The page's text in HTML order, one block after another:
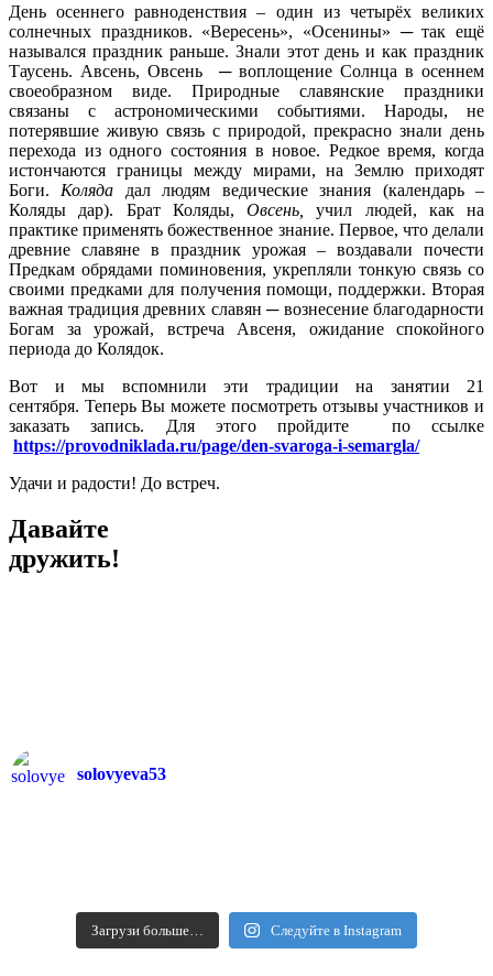
День осеннего равноденствия – один из четырёх великих
солнечных праздников. «Вересень», «Осенины» ─ так ещё
назывался праздник раньше. Знали этот день и как праздник
Таусень. Авсень, Овсень ─ воплощение Солнца в осеннем
своеобразном виде. Природные славянские праздники
связаны с астрономическими событиями. Народы, не
потерявшие живую связь с природой, прекрасно знали день
перехода из одного состояния в новое. Редкое время, когда
истончаются границы между мирами, на Землю приходят
Боги. Коляда дал людям ведические знания (календарь –
Коляды дар). Брат Коляды, Овсень,
учил людей, как на
практике применять божественное знание. Первое, что делали
древние славяне в праздник урожая – воздавали почести
Предкам обрядами поминовения, укрепляли тонкую связь со
своими предками для получения помощи, поддержки. Вторая
важная традиция древних славян ─ вознесение благодарности
Богам за урожай, встреча Авсеня, ожидание спокойного
периода до Колядок.
Вот и мы вспомнили эти традиции на занятии 21
сентября. Теперь Вы можете посмотреть отзывы участников и
заказать запись. Для этого пройдите по ссылке
https://provodniklada.ru/page/den-svaroga-i-semargla/
Удачи и радости! До встреч.
Давайте
дружить!
solovyeva53
Загрузи больше… Следуйте в Instagram